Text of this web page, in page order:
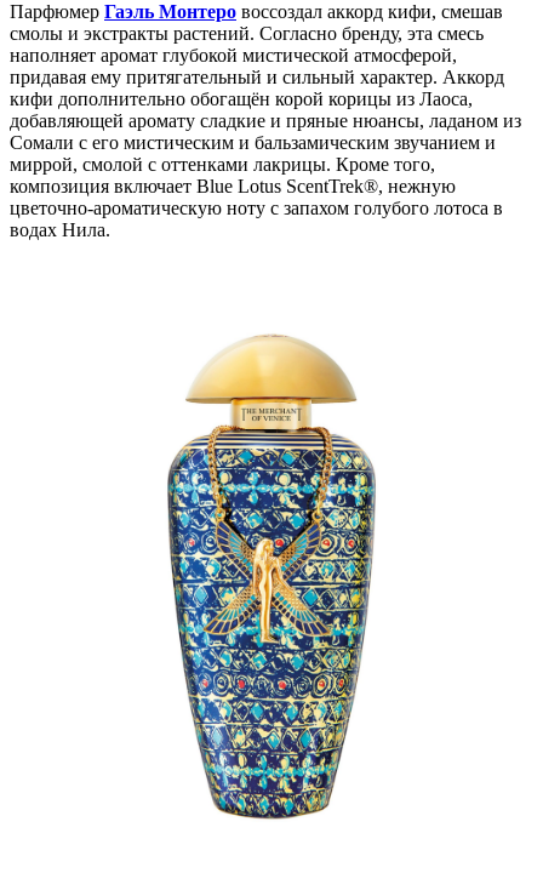
Парфюмер Гаэль Монтеро воссоздал аккорд кифи, смешав
смолы и экстракты растений. Согласно бренду, эта смесь
наполняет аромат глубокой мистической атмосферой,
придавая ему притягательный и сильный характер. Аккорд
кифи дополнительно обогащён корой корицы из Лаоса,
добавляющей аромату сладкие и пряные нюансы, ладаном из
Сомали с его мистическим и бальзамическим звучанием и
миррой, смолой с оттенками лакрицы. Кроме того,
композиция включает Blue Lotus ScentTrek®, нежную
цветочно-ароматическую ноту с запахом голубого лотоса в
водах Нила.